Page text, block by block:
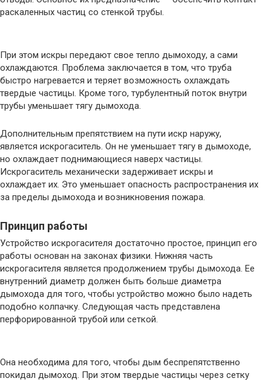
раскаленных частиц со стенкой трубы.
При этом искры передают свое тепло дымоходу, а сами
охлаждаются. Проблема заключается в том, что труба
быстро нагревается и теряет возможность охлаждать
твердые частицы. Кроме того, турбулентный поток внутри
трубы уменьшает тягу дымохода.
Дополнительным препятствием на пути искр наружу,
является искрогаситель. Он не уменьшает тягу в дымоходе,
но охлаждает поднимающиеся наверх частицы.
Искрогаситель механически задерживает искры и
охлаждает их. Это уменьшает опасность распространения их
за пределы дымохода и возникновения пожара.
Принцип работы
Устройство искрогасителя достаточно простое, принцип его
работы основан на законах физики. Нижняя часть
искрогасителя является продолжением трубы дымохода. Ее
внутренний диаметр должен быть больше диаметра
дымохода для того, чтобы устройство можно было надеть
подобно колпачку. Следующая часть представлена
перфорированной трубой или сеткой.
Она необходима для того, чтобы дым беспрепятственно
покидал дымоход. При этом твердые частицы через сетку